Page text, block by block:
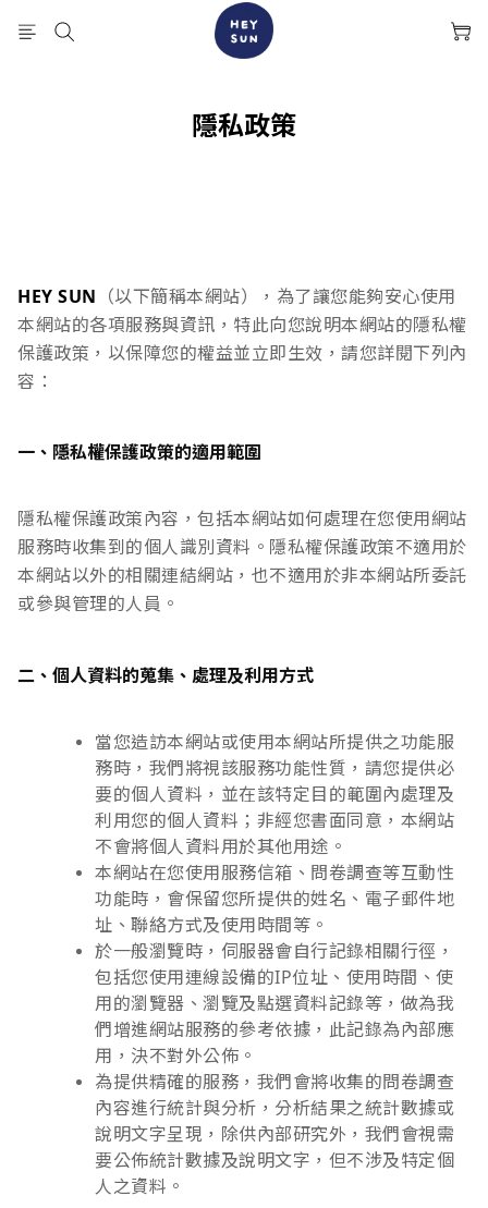
隱私政策
HEY SUN （以下簡稱本網站），為了讓您能夠安心使用
本網站的各項服務與資訊，特此向您說明本網站的隱私權
保護政策，以保障您的權益並立即生效，請您詳閱下列內
容：
一、隱私權保護政策的適用範圍
隱私權保護政策內容，包括本網站如何處理在您使用網站
服務時收集到的個人識別資料。隱私權保護政策不適用於
本網站以外的相關連結網站，也不適用於非本網站所委託
或參與管理的人員。
二、個人資料的蒐集、處理及利用方式
當您造訪本網站或使用本網站所提供之功能服
務時，我們將視該服務功能性質，請您提供必
要的個人資料，並在該特定目的範圍內處理及
利用您的個人資料；非經您書面同意，本網站
不會將個人資料用於其他用途。
本網站在您使用服務信箱、問卷調查等互動性
功能時，會保留您所提供的姓名、電子郵件地
址、聯絡方式及使用時間等。
於一般瀏覽時，伺服器會自行記錄相關行徑，
包括您使用連線設備的IP位址、使用時間、使
用的瀏覽器、瀏覽及點選資料記錄等，做為我
們增進網站服務的參考依據，此記錄為內部應
用，決不對外公佈。
為提供精確的服務，我們會將收集的問卷調查
內容進行統計與分析，分析結果之統計數據或
說明文字呈現，除供內部研究外，我們會視需
要公佈統計數據及說明文字，但不涉及特定個
人之資料。